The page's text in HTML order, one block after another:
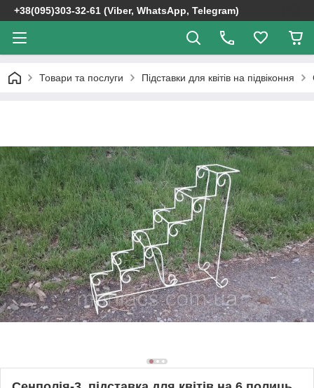
+38(095)303-32-61 (Viber, WhatsApp, Telegram)
Товари та послуги Підставки для квітів на підвіконня